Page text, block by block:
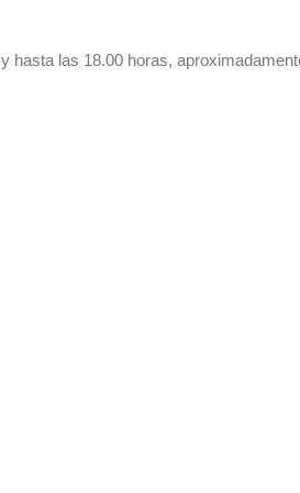
hasta las 18.00 horas,